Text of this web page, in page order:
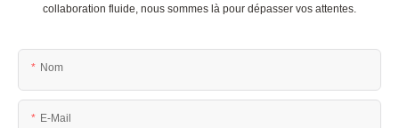
collaboration fluide, nous sommes là pour dépasser vos attentes.
Nom
E-Mail